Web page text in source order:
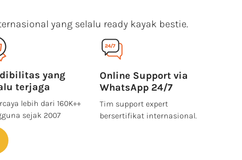
yang selalu ready kayak bestie.
yang
terjaga
lebih dari 160K++
sejak 2007
Online Support via
WhatsApp 24/7
Tim support expert
bersertifikat internasional.